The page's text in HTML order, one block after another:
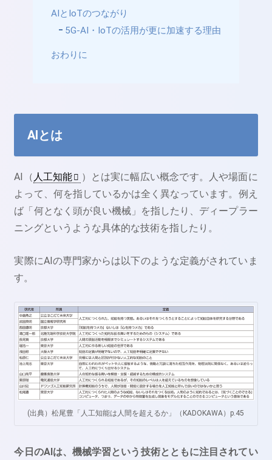
AIとIoTのつながり
5G-AI・IoTの活用が更に加速する理由
おわりに
AIとは
AI（ 人工知能
）とは実に幅広い概念です。人や場面に
よって、何を指しているかは全く異なっています。例え
ば「何となく頭が良い機械」を指したり、ディープラー
ニングというような具体的な技術を指したり。
実際にAIの専門家からは以下のような定義がされていま
す。
(出典）松尾豊「人工知能は人間を超えるか」（KADOKAWA）p.45
今日のAIは、機械学習という技術とともに注目されてい